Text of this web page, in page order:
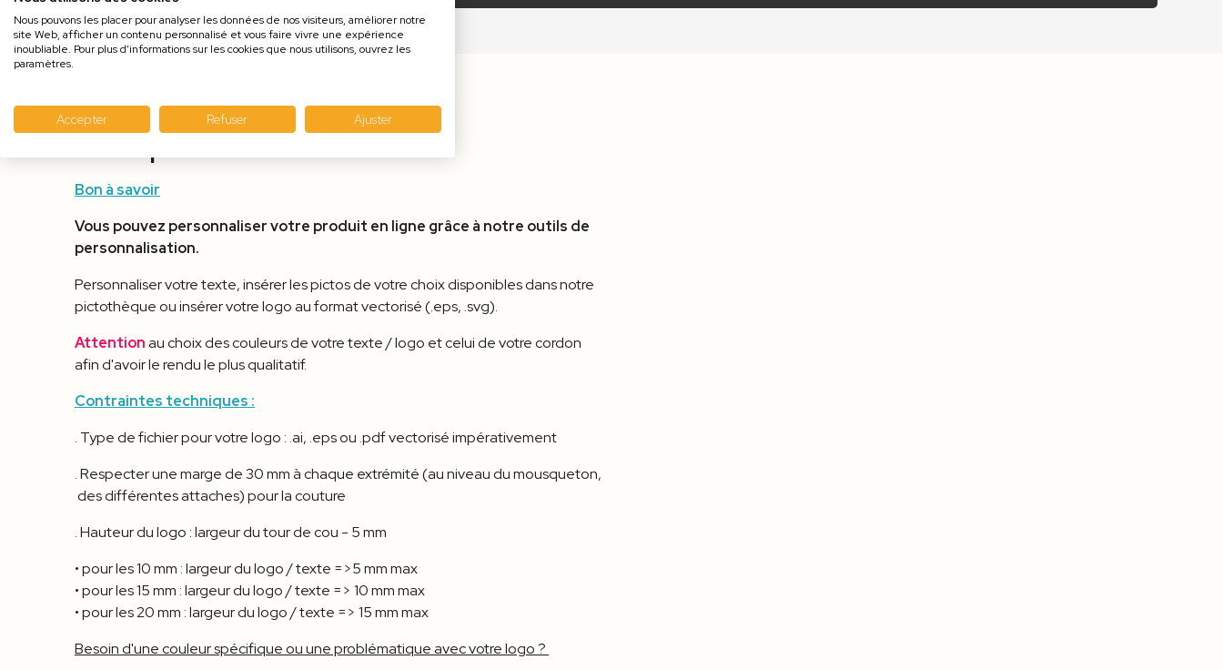
Description
Bon à savoir
Vous pouvez personnaliser votre produit en ligne grâce à notre outils de
personnalisation.
Personnaliser votre texte, insérer les pictos de votre choix disponibles dans notre
pictothèque ou insérer votre logo au format vectorisé (.eps, .svg).
Attentionau choix des couleurs de votre texte / logo et celui de votre cordon
afin d'avoir le rendu le plus qualitatif.
Contraintes techniques :
. Type de fichier pour votre logo : .ai, .eps ou .pdf vectorisé impérativement
. Respecter une marge de 30 mm à chaque extrémité (au niveau du mousqueton,
des différentes attaches) pour la couture
. Hauteur du logo : largeur du tour de cou - 5 mm
• pour les 10 mm : largeur du logo / texte =>5 mm max
• pour les 15 mm : largeur du logo / texte => 10 mm max
• pour les 20 mm : largeur du logo / texte => 15 mm max
Besoin d'une couleur spécifique ou une problématique avec votre logo ?
Nous pouvons les placer pour analyser les données de nos visiteurs, améliorer notre
site Web, afficher un contenu personnalisé et vous faire vivre une expérience
inoubliable. Pour plus d'informations sur les cookies que nous utilisons, ouvrez les
paramètres.
Accepter Refuser Ajuster